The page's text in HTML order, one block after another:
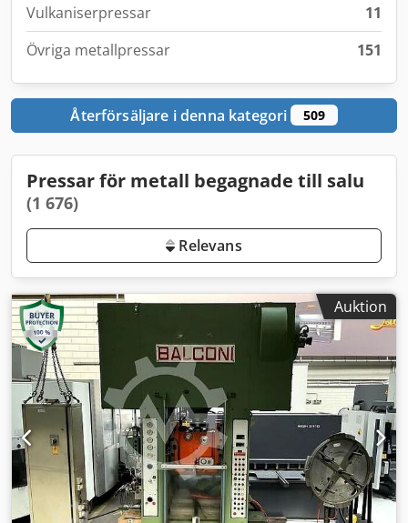
Vulkaniserpressar
11
Övriga metallpressar
151
Återförsäljare i denna kategori 509
Pressar för metall begagnade till salu
(1 676)
Relevans
Auktion